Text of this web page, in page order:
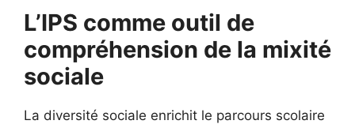
L’IPS comme outil de
compréhension de la mixité
sociale
La diversité sociale enrichit le parcours scolaire